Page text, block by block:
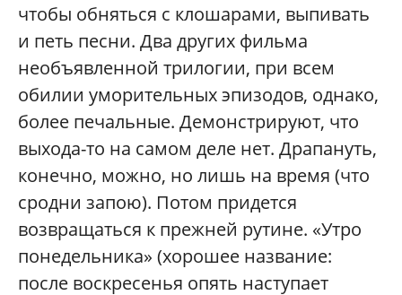
чтобы обняться с клошарами, выпивать
и петь песни. Два других фильма
необъявленной трилогии, при всем
обилии уморительных эпизодов, однако,
более печальные. Демонстрируют, что
выхода-то на самом деле нет. Драпануть,
конечно, можно, но лишь на время (что
сродни запою). Потом придется
возвращаться к прежней рутине. «Утро
понедельника» (хорошее название:
после воскресенья опять наступает